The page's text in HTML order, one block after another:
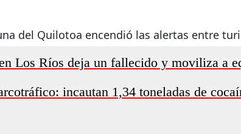
del Quilotoa encendió las alertas entre
Los Ríos deja un fallecido y moviliza a
incautan 1,34 toneladas de